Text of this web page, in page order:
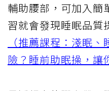
輔助腰部，可加入簡
習就會發現睡眠品質
（推薦課程：淺眠
險？睡前助眠操，讓